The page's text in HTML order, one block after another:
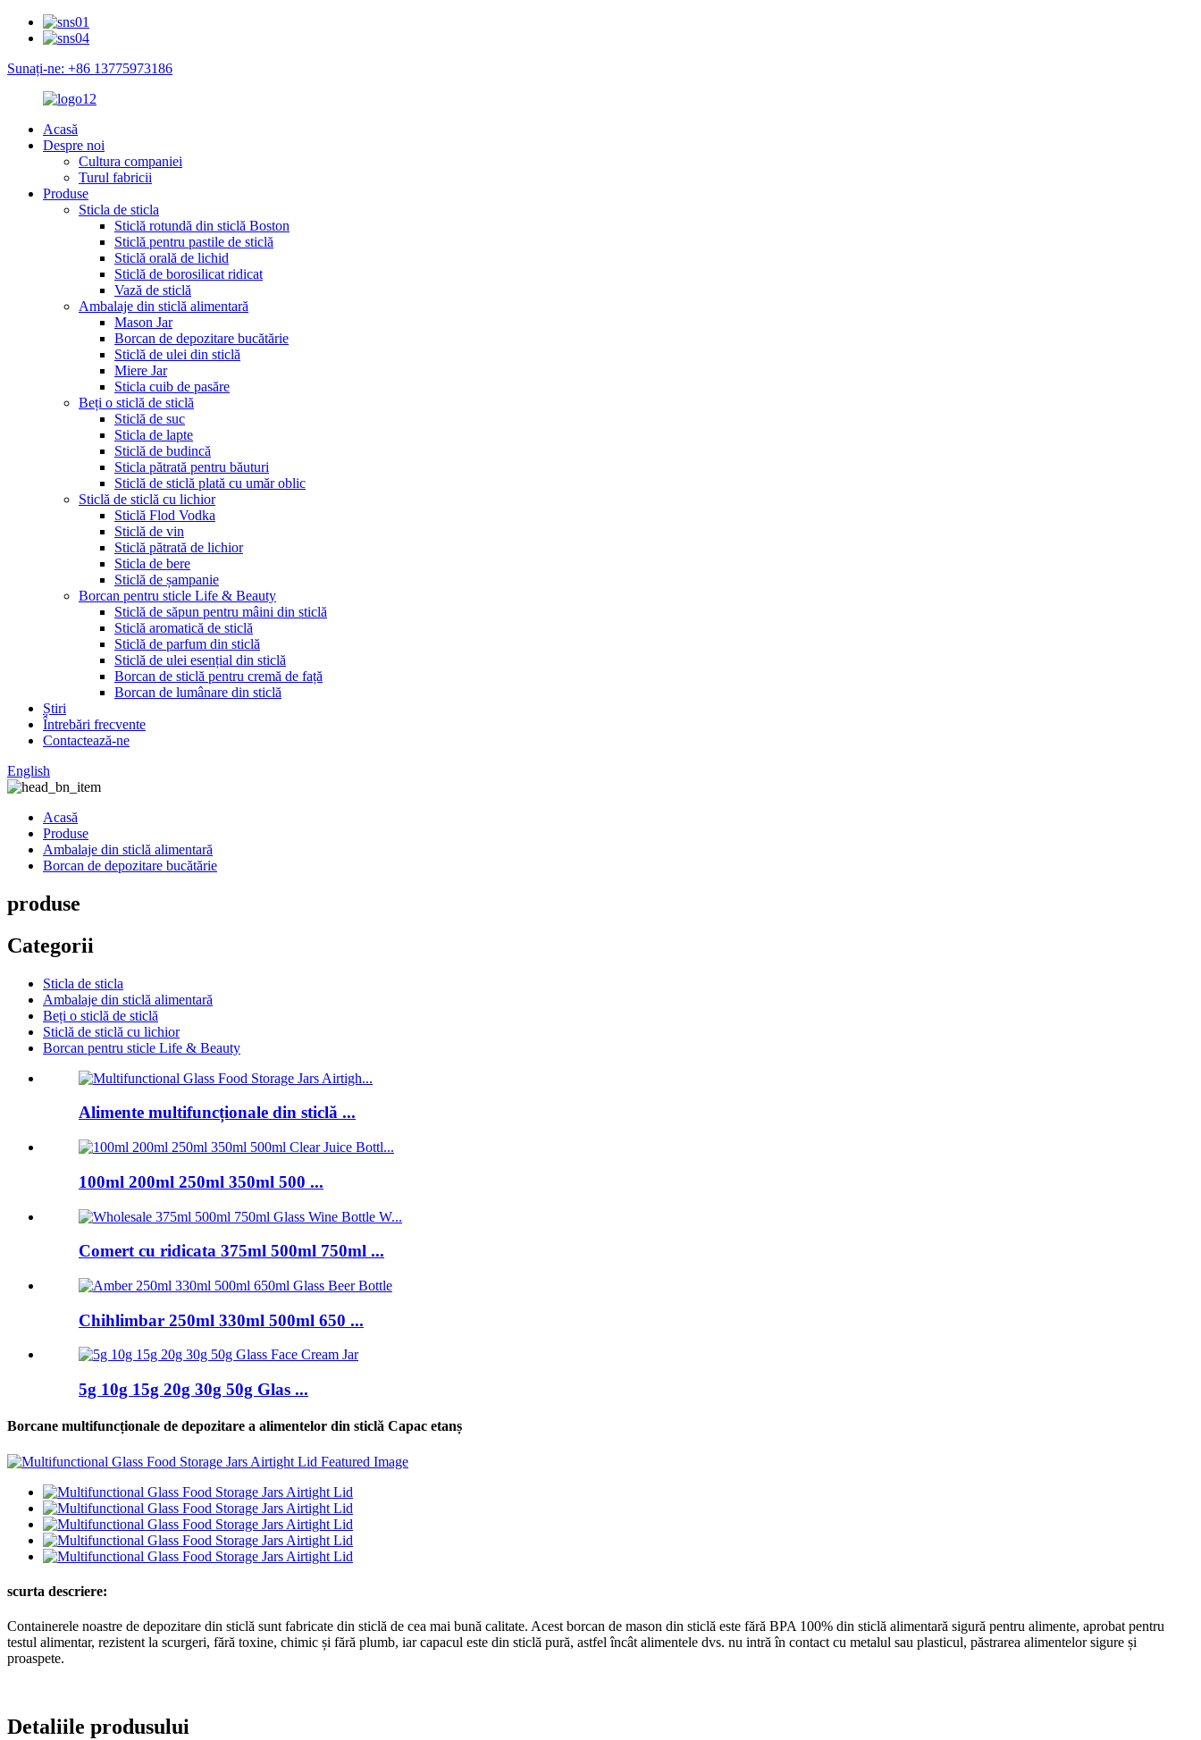
Sunați-ne: +86 13775973186
Acasă
Despre noi
Cultura companiei
Turul fabricii
Produse
Sticla de sticla
Sticlă rotundă din sticlă Boston
Sticlă pentru pastile de sticlă
Sticlă orală de lichid
Sticlă de borosilicat ridicat
Vază de sticlă
Ambalaje din sticlă alimentară
Mason Jar
Borcan de depozitare bucătărie
Sticlă de ulei din sticlă
Miere Jar
Sticla cuib de pasăre
Beți o sticlă de sticlă
Sticlă de suc
Sticla de lapte
Sticlă de budincă
Sticla pătrată pentru băuturi
Sticlă de sticlă plată cu umăr oblic
Sticlă de sticlă cu lichior
Sticlă Flod Vodka
Sticlă de vin
Sticlă pătrată de lichior
Sticla de bere
Sticlă de șampanie
Borcan pentru sticle Life & Beauty
Sticlă de săpun pentru mâini din sticlă
Sticlă aromatică de sticlă
Sticlă de parfum din sticlă
Sticlă de ulei esențial din sticlă
Borcan de sticlă pentru cremă de față
Borcan de lumânare din sticlă
Știri
Întrebări frecvente
Contactează-ne
English
Acasă
Produse
Ambalaje din sticlă alimentară
Borcan de depozitare bucătărie
produse
Categorii
Sticla de sticla
Ambalaje din sticlă alimentară
Beți o sticlă de sticlă
Sticlă de sticlă cu lichior
Borcan pentru sticle Life & Beauty
Alimente multifuncționale din sticlă ...
100ml 200ml 250ml 350ml 500 ...
Comert cu ridicata 375ml 500ml 750ml ...
Chihlimbar 250ml 330ml 500ml 650 ...
5g 10g 15g 20g 30g 50g Glas ...
Borcane multifuncționale de depozitare a alimentelor din sticlă Capac etanș
scurta descriere:
Containerele noastre de depozitare din sticlă sunt fabricate din sticlă de cea mai bună calitate. Acest borcan de mason din sticlă este fără BPA 100% din sticlă alimentară sigură pentru alimente, aprobat pentru
testul alimentar, rezistent la scurgeri, fără toxine, chimic și fără plumb, iar capacul este din sticlă pură, astfel încât alimentele dvs. nu intră în contact cu metalul sau plasticul, păstrarea alimentelor sigure și
proaspete.
Detaliile produsului